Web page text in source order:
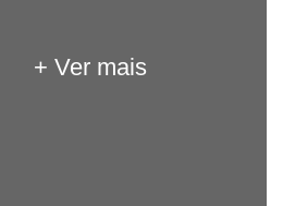
+ Ver mais